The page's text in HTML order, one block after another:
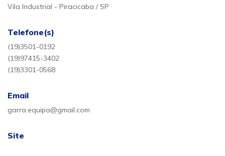
Vila Industrial - Piracicaba / SP
Telefone(s)
(19)3501-0192
(19)97415-3402
(19)3301-0568
Email
garra.equipa@gmail.com
Site